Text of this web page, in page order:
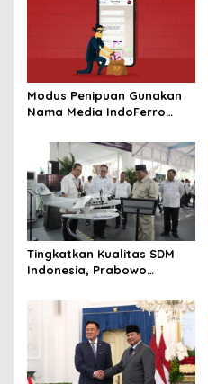
Modus Penipuan Gunakan
Nama Media IndoFerro
Waspadalah!
Tingkatkan Kualitas SDM
Indonesia, Prabowo
hingga Undang Universitas
Terbaik Dunia